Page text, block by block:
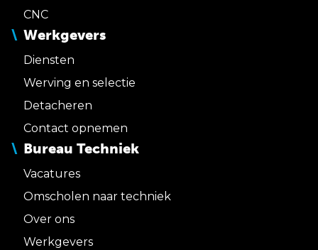
CNC
Werkgevers
Diensten
Werving en selectie
Detacheren
Contact opnemen
Bureau Techniek
Vacatures
Omscholen naar techniek
Over ons
Werkgevers